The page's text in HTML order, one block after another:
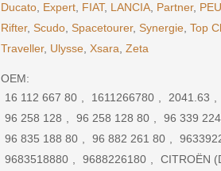
Ducato, Expert, FIAT, LANCIA, Partner,
Rifter,Scudo,Spacetourer,Synergie,Top
Traveller, Ulysse,Xsara,Zeta
OEM:
16 112 667 80
1611266780 2041.63
96 258 128
96 258 128 80
96 339
96 835 188 80
96 882 261 80
9683518880
9688226180 CITROËN